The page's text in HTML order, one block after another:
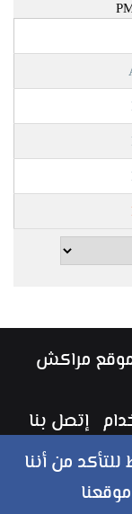
النشر محفوظة © 2026 لموقع مراكش
إتصل بنا
انستقرام‏Google
من أننا